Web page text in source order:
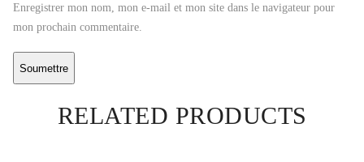
Enregistrer mon nom, mon e-mail et mon site dans le navigateur pour
mon prochain commentaire.
RELATED PRODUCTS